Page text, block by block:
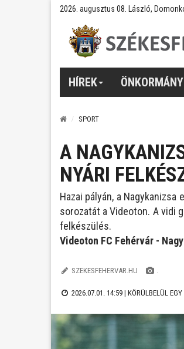
2026. augusztus 08. László,
HÍREK
SPORT
A
NYÁRI
Hazai pályán, a
sorozatát a Videoton. A vidi
felkészülés.
Videoton FC Fehérvár -
SZEKESFEHERVAR.HU .
2026.07.01. 14:59 | KÖRÜLBELÜL